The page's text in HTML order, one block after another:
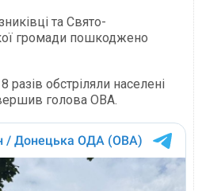
та Свято-
громади пошкоджено
разів обстріляли населені
голова ОВА.